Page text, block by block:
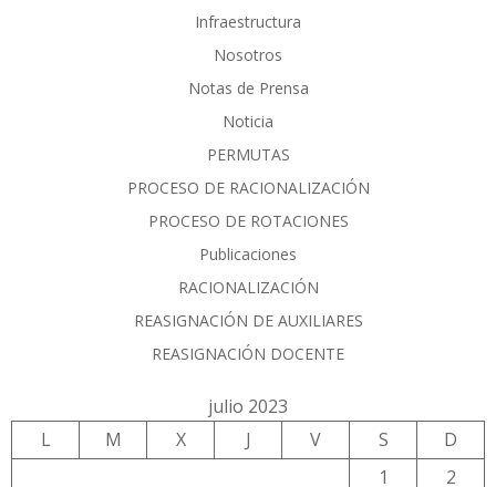
Infraestructura
Nosotros
Notas de Prensa
Noticia
PERMUTAS
PROCESO DE RACIONALIZACIÓN
PROCESO DE ROTACIONES
Publicaciones
RACIONALIZACIÓN
REASIGNACIÓN DE AUXILIARES
REASIGNACIÓN DOCENTE
julio 2023
L
M X J V S
D
1
2